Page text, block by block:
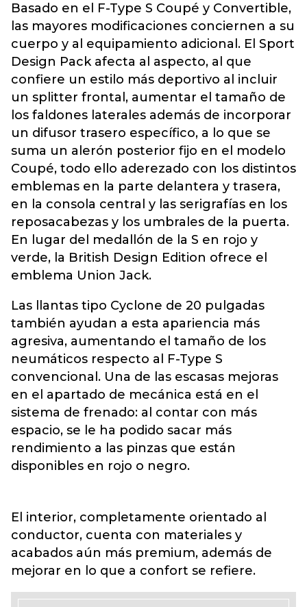
Basado en el F-Type S Coupé y Convertible,
las mayores modificaciones conciernen a su
cuerpo y al equipamiento adicional. El Sport
Design Pack afecta al aspecto, al que
confiere un estilo más deportivo al incluir
un splitter frontal, aumentar el tamaño de
los faldones laterales además de incorporar
un difusor trasero específico, a lo que se
suma un alerón posterior fijo en el modelo
Coupé, todo ello aderezado con los distintos
emblemas en la parte delantera y trasera,
en la consola central y las serigrafías en los
reposacabezas y los umbrales de la puerta.
En lugar del medallón de la S en rojo y
verde, la British Design Edition ofrece el
emblema Union Jack.
Las llantas tipo Cyclone de 20 pulgadas
también ayudan a esta apariencia más
agresiva, aumentando el tamaño de los
neumáticos respecto al F-Type S
convencional. Una de las escasas mejoras
en el apartado de mecánica está en el
sistema de frenado: al contar con más
espacio, se le ha podido sacar más
rendimiento a las pinzas que están
disponibles en rojo o negro.
El interior, completamente orientado al
conductor, cuenta con materiales y
acabados aún más premium, además de
mejorar en lo que a confort se refiere.